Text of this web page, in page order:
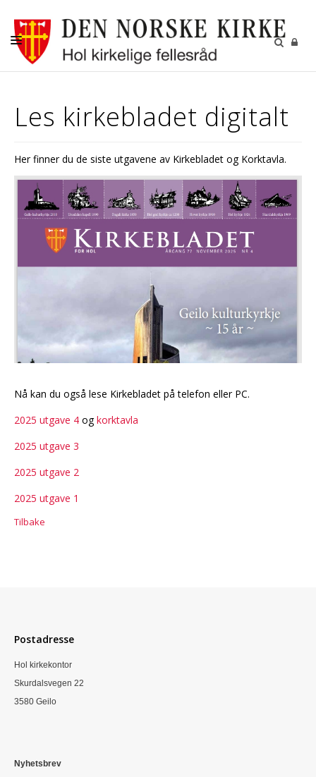
KONFIRMASJON
KIRKENE I HOL
FASTE AKTIVITETER
GJENBRUKSBUTIKKEN
Les kirkebladet digitalt
Her finner du de siste utgavene av Kirkebladet og Korktavla.
Nå kan du også lese Kirkebladet på telefon eller PC.
2025 utgave 4 ogkorktavla
2025 utgave 3
2025 utgave 2
2025 utgave 1
Tilbake
Postadresse
Hol kirkekontor
Skurdalsvegen 22
3580 Geilo
Nyhetsbrev